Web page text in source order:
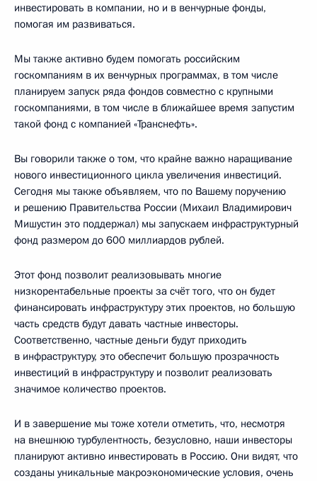
инвестировать в компании, но и в венчурные фонды,
помогая им развиваться.
Мы также активно будем помогать российским
госкомпаниям в их венчурных программах, в том числе
планируем запуск ряда фондов совместно с крупными
госкомпаниями, в том числе в ближайшее время запустим
такой фонд с компанией «Транснефть».
Вы говорили также о том, что крайне важно наращивание
нового инвестиционного цикла увеличения инвестиций.
Сегодня мы также объявляем, что по Вашему поручению
и решению Правительства России (Михаил Владимирович
Мишустин это поддержал) мы запускаем инфраструктурный
фонд размером до 600 миллиардов рублей.
Этот фонд позволит реализовывать многие
низкорентабельные проекты за счёт того, что он будет
финансировать инфраструктуру этих проектов, но большую
часть средств будут давать частные инвесторы.
Соответственно, частные деньги будут приходить
в инфраструктуру, это обеспечит большую прозрачность
инвестиций в инфраструктуру и позволит реализовать
значимое количество проектов.
И в завершение мы тоже хотели отметить, что, несмотря
на внешнюю турбулентность, безусловно, наши инвесторы
планируют активно инвестировать в Россию. Они видят, что
созданы уникальные макроэкономические условия, очень